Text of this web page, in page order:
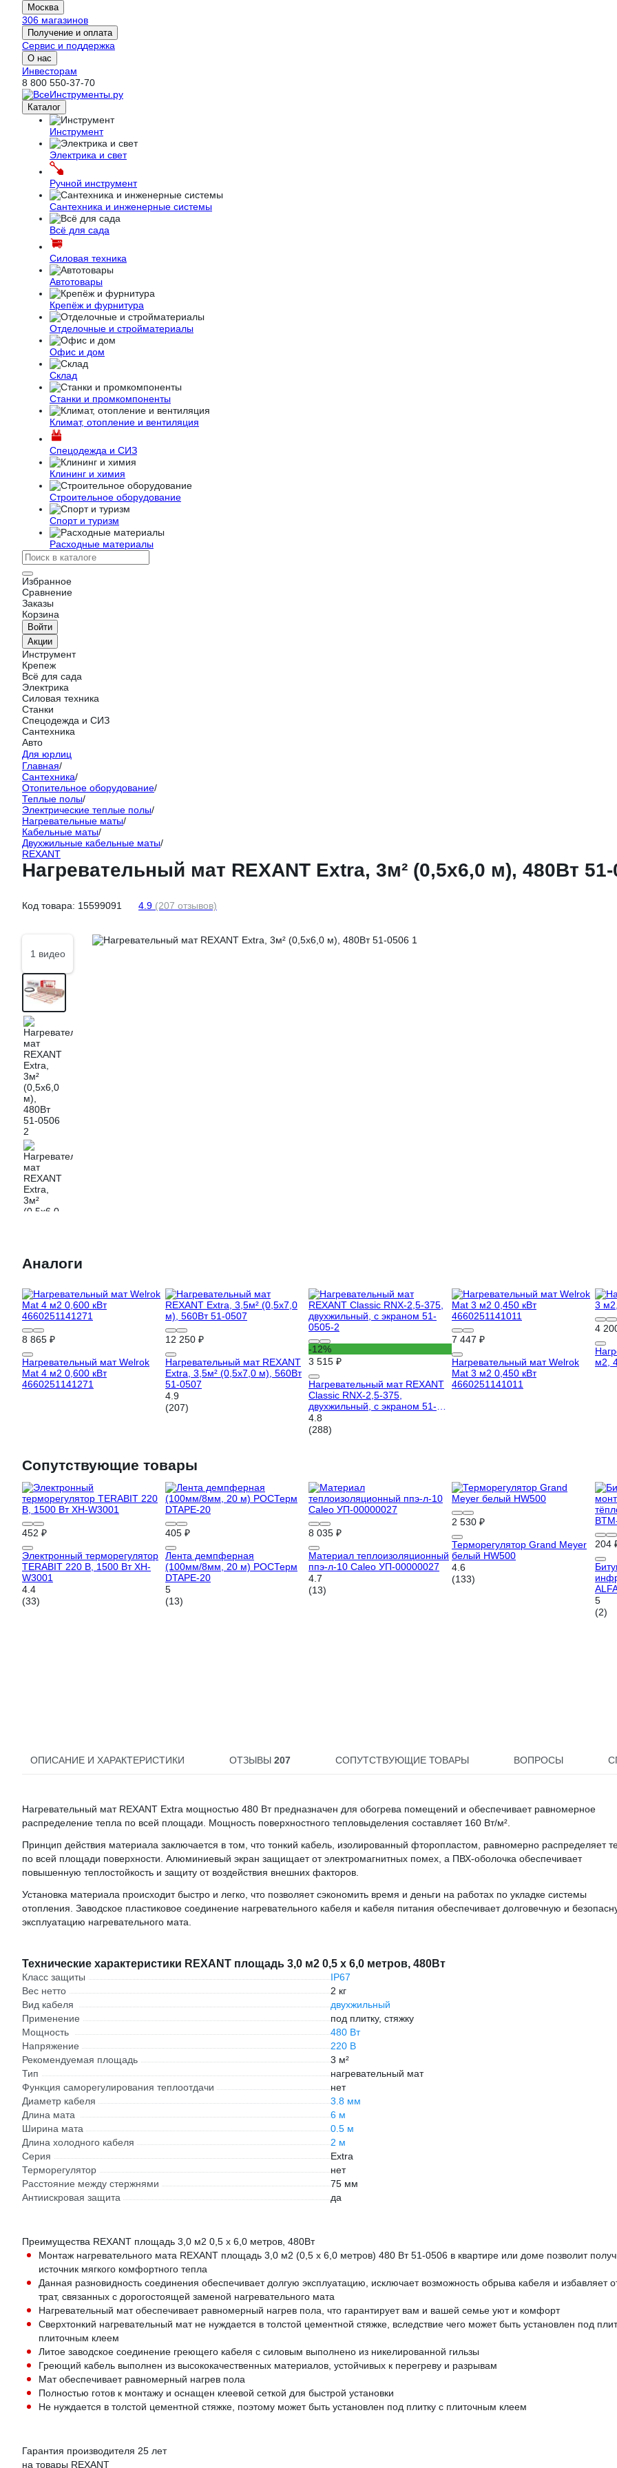
Москва
306 магазинов
Получение и оплата
Сервис и поддержка
О нас
Инвесторам
8 800 550-37-70
Каталог
Инструмент
Электрика и свет
Ручной инструмент
Сантехника и инженерные системы
Всё для сада
Силовая техника
Автотовары
Крепёж и фурнитура
Отделочные и стройматериалы
Офис и дом
Склад
Станки и промкомпоненты
Климат, отопление и вентиляция
Спецодежда и СИЗ
Клининг и химия
Строительное оборудование
Спорт и туризм
Расходные материалы
Избранное
Сравнение
Заказы
Корзина
Войти
Акции
Инструмент
Крепеж
Всё для сада
Электрика
Силовая техника
Станки
Спецодежда и СИЗ
Сантехника
Авто
Для юрлиц
Главная/
Сантехника/
Отопительное оборудование/
Теплые полы/
Электрические теплые полы/
Нагревательные маты/
Кабельные маты/
Двухжильные кабельные маты/
REXANT
Нагревательный мат REXANT Extra, 3м² (0,5x6,0 м), 480Вт 51-
Код товара: 15599091 4.9 (207 отзывов)
1 видео
Аналоги
8 865 ₽
Нагревательный мат Welrok
Mat 4 м2 0,600 кВт
4660251141271
12 250 ₽
Нагревательный мат REXANT
Extra, 3,5м² (0,5x7,0 м), 560Вт
51-0507
4.9
(207)
-12%
3 515 ₽
Нагревательный мат REXANT
Classic RNX-2,5-375,
двухжильный, с экраном 51-
0505-2
4.8
(288)
7 447 ₽
Нагревательный мат Welrok
Mat 3 м2 0,450 кВт
4660251141011
4
м2,
Сопутствующие товары
452 ₽
Электронный терморегулятор
TERABIT 220 В, 1500 Вт XH-
W3001
4.4
(33)
405 ₽
Лента демпферная
(100мм/8мм, 20 м) РОСТерм
DTAPE-20
5
(13)
8 035 ₽
Материал теплоизоляционный
ппэ-л-10 Caleo УП-00000027
4.7
(13)
2 530 ₽
Терморегулятор Grand Meyer
белый HW500
4.6
(133)
204
5
(2)
ОПИСАНИЕ И ХАРАКТЕРИСТИКИ ОТЗЫВЫ 207 СОПУТСТВУЮЩИЕ ТОВАРЫ ВОПРОСЫ
Нагревательный мат REXANT Extra мощностью 480 Вт предназначен для обогрева помещений и обеспечивает равномерное
распределение тепла по всей площади. Мощность поверхностного тепловыделения составляет 160 Вт/м².
Принцип действия материала заключается в том, что тонкий кабель, изолированный фторопластом, равномерно распределяет
по всей площади поверхности. Алюминиевый экран защищает от электромагнитных помех, а ПВХ-оболочка обеспечивает
повышенную теплостойкость и защиту от воздействия внешних факторов.
Установка материала происходит быстро и легко, что позволяет сэкономить время и деньги на работах по укладке системы
отопления. Заводское пластиковое соединение нагревательного кабеля и кабеля питания обеспечивает долговечную и
эксплуатацию нагревательного мата.
Технические характеристики REXANT площадь 3,0 м2 0,5 х 6,0 метров, 480Вт
Класс защиты
IP67
Вес нетто
2 кг
Вид кабеля
двухжильный
Применение
под плитку, стяжку
Мощность
480 Вт
Напряжение
220 В
Рекомендуемая площадь
3 м²
Тип
нагревательный мат
Функция саморегулирования теплоотдачи
нет
Диаметр кабеля
3.8 мм
Длина мата
6 м
Ширина мата
0.5 м
Длина холодного кабеля
2 м
Серия
Extra
Терморегулятор
нет
Расстояние между стержнями
75 мм
Антиискровая защита
да
Преимущества REXANT площадь 3,0 м2 0,5 х 6,0 метров, 480Вт
Монтаж нагревательного мата REXANT площадь 3,0 м2 (0,5 х 6,0 метров) 480 Вт 51-0506 в квартире или доме позволит
источник мягкого комфортного тепла
Данная разновидность соединения обеспечивает долгую эксплуатацию, исключает возможность обрыва кабеля и избавляет
трат, связанных с дорогостоящей заменой нагревательного мата
Нагревательный мат обеспечивает равномерный нагрев пола, что гарантирует вам и вашей семье уют и комфорт
Сверхтонкий нагревательный мат не нуждается в толстой цементной стяжке, вследствие чего может быть установлен под
плиточным клеем
Литое заводское соединение греющего кабеля с силовым выполнено из никелированной гильзы
Греющий кабель выполнен из высококачественных материалов, устойчивых к перегреву и разрывам
Мат обеспечивает равномерный нагрев пола
Полностью готов к монтажу и оснащен клеевой сеткой для быстрой установки
Не нуждается в толстой цементной стяжке, поэтому может быть установлен под плитку с плиточным клеем
Гарантия производителя 25 лет
на товары REXANT